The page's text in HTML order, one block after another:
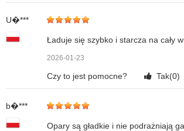
U�***
Ładuje się szybko i starcza na cały
2026-01-23
Czy to jest pomocne? Tak(0)
b�***
Opary są gładkie i nie podrażniają